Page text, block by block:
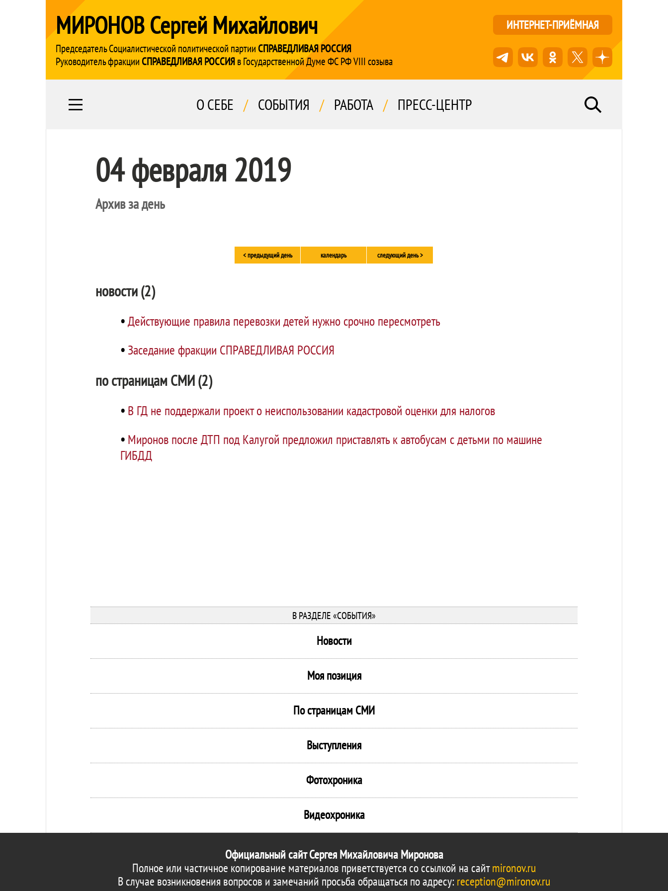
МИРОНОВ Сергей Михайлович
Председатель Социалистической политической партии СПРАВЕДЛИВАЯ РОССИЯ
Руководитель фракции СПРАВЕДЛИВАЯ РОССИЯв Государственной Думе ФС РФ VIII созыва
ИНТЕРНЕТ-ПРИЁМНАЯ
О СЕБЕ / СОБЫТИЯ / РАБОТА / ПРЕСС-ЦЕНТР
04 февраля 2019
Архив за день
< предыдущий день календарь следующий день >
новости (2)
•Действующие правила перевозки детей нужно срочно пересмотреть
• Заседание фракции СПРАВЕДЛИВАЯ РОССИЯ
по страницам СМИ (2)
• В ГД не поддержали проект о неиспользовании кадастровой оценки для налогов
• Миронов после ДТП под Калугой предложил приставлять к автобусам с детьми по машине
ГИБДД
В РАЗДЕЛЕ «СОБЫТИЯ»
Новости
Моя позиция
По страницам СМИ
Выступления
Фотохроника
Видеохроника
Официальный сайт Сергея Михайловича Миронова
Полное или частичное копирование материалов приветствуется со ссылкой на сайтmironov.ru
В случае возникновения вопросов и замечаний просьба обращаться по адресу:reception@mironov.ru